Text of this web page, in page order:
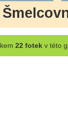
22 fotekv této